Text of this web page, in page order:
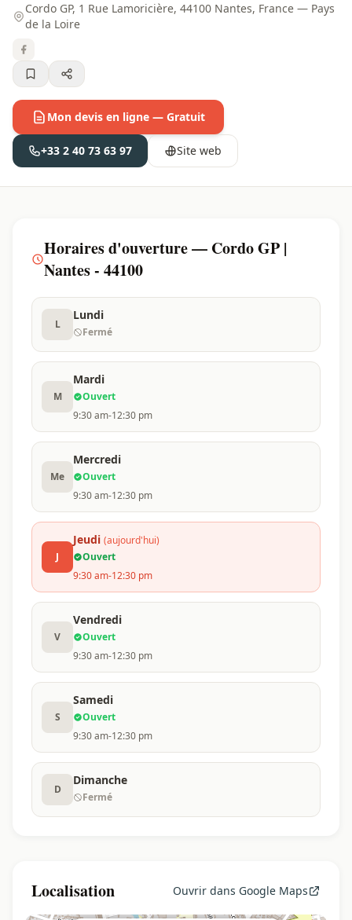
Cordo GP, 1 Rue Lamoricière, 44100 Nantes, France — Pays
de la Loire
Mon devis en ligne — Gratuit
+33 2 40 73 63 97 Site web
Horaires d'ouverture — Cordo GP |
Nantes - 44100
L
Lundi
Fermé
M
Mardi
Ouvert
9:30 am-12:30 pm
Me
Mercredi
Ouvert
9:30 am-12:30 pm
J
Jeudi (aujourd'hui)
Ouvert
9:30 am-12:30 pm
V
Vendredi
Ouvert
9:30 am-12:30 pm
S
Samedi
Ouvert
9:30 am-12:30 pm
D
Dimanche
Fermé
Localisation Ouvrir dans Google Maps